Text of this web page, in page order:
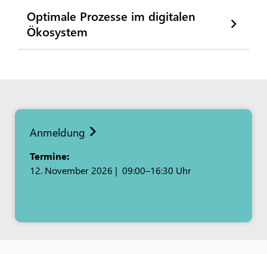
Optimale Prozesse im digitalen
Ökosystem
Anmeldung
Termine:
12. November 2026 | 09:00–16:30 Uhr